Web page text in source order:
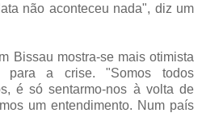
não aconteceu nada", diz um
Bissau mostra-se mais otimista
para a crise. "Somos todos
é só sentarmo-nos à volta de
um entendimento. Num país